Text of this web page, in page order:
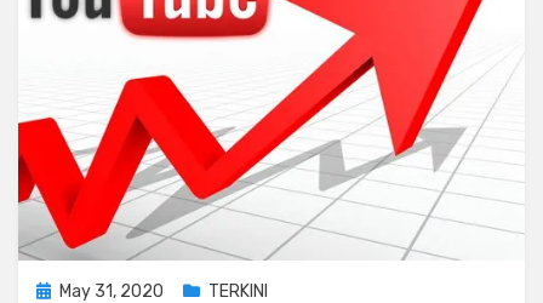
PostedMay 31, 2020 TERKINI